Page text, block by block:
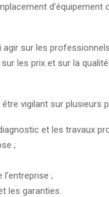
agir sur les
les prix et sur la
vigilant sur plusieurs
et les travaux
;
;
les garanties.